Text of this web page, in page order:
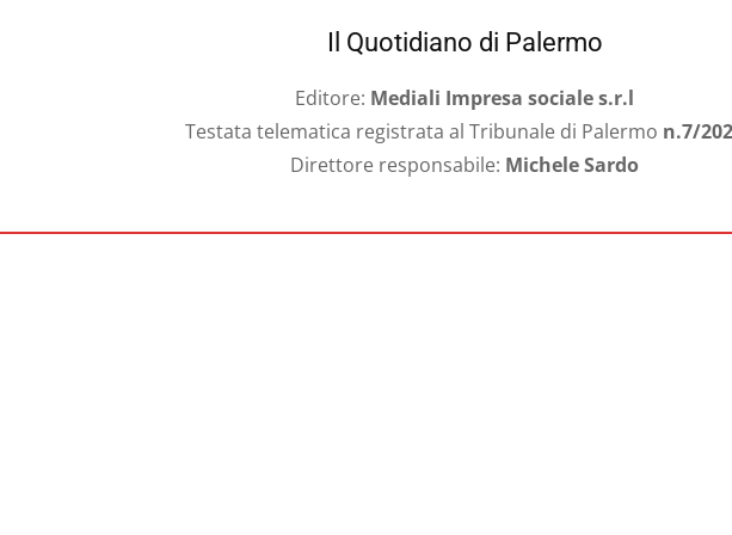
Il Quotidiano di Palermo
Editore: Mediali Impresa sociale s.r.l
Testata telematica registrata al Tribunale di Palermo n.7/
Direttore responsabile: Michele Sardo